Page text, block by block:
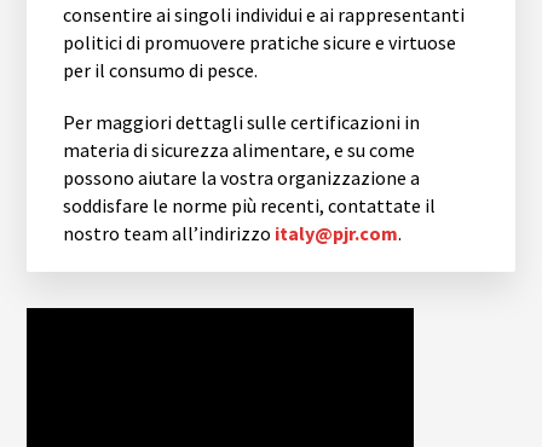
consentire ai singoli individui e ai rappresentanti
politici di promuovere pratiche sicure e virtuose
per il consumo di pesce.
Per maggiori dettagli sulle certificazioni in
materia di sicurezza alimentare, e su come
possono aiutare la vostra organizzazione a
soddisfare le norme più recenti, contattate il
nostro team all’indirizzo italy@pjr.com.